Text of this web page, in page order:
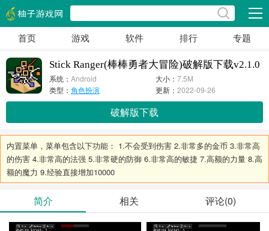
展开
首页 游戏 软件 排行 专题
Stick Ranger(棒棒勇者大冒险)破解版下载v2.1.0
系统： Android 大小：7.5M
类型： 角色扮演 更新：2022-09-26
破解版下载
内置菜单，菜单包含以下功能： 1.不会受到伤害 2.非常多的金币 3.非常高
的伤害 4.非常高的法强 5.非常硬的防御 6.非常高的敏捷 7.高额的力量 8.高
额的魔力 9.经验直接增加10000
简介 相关 评论(0)